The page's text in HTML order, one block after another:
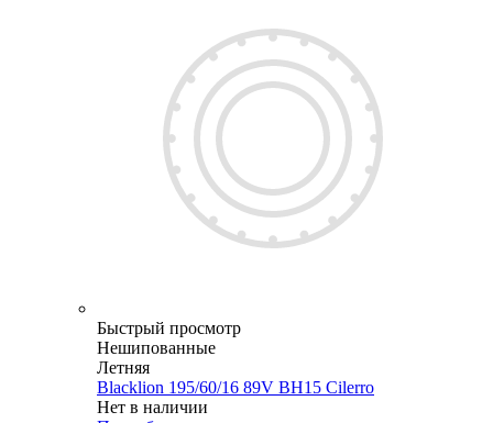
Быстрый просмотр
Нешипованные
Летняя
Blacklion 195/60/16 89V BH15 Cilerro
Нет в наличии